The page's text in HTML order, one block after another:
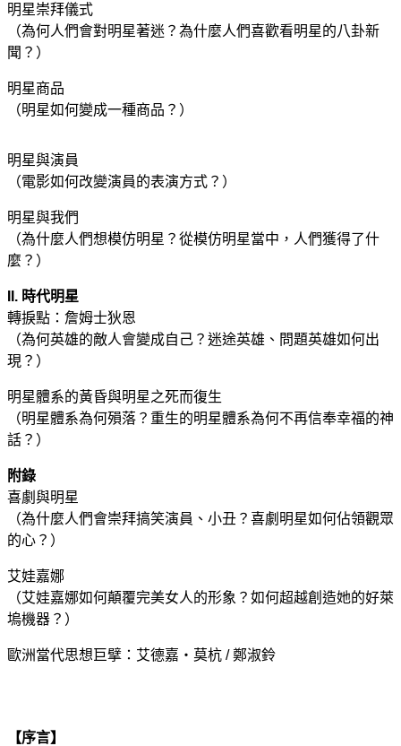
明星崇拜儀式
（為何人們會對明星著迷？為什麼人們喜歡看明星的八卦新
聞？）
明星商品
（明星如何變成一種商品？）
明星與演員
（電影如何改變演員的表演方式？）
明星與我們
（為什麼人們想模仿明星？從模仿明星當中，人們獲得了什
麼？）
II. 時代明星
轉捩點：詹姆士狄恩
（為何英雄的敵人會變成自己？迷途英雄、問題英雄如何出
現？）
明星體系的黃昏與明星之死而復生
（明星體系為何殞落？重生的明星體系為何不再信奉幸福的神
話？）
附錄
喜劇與明星
（為什麼人們會崇拜搞笑演員、小丑？喜劇明星如何佔領觀眾
的心？）
艾娃嘉娜
（艾娃嘉娜如何顛覆完美女人的形象？如何超越創造她的好萊
塢機器？）
歐洲當代思想巨擘：艾德嘉‧莫杭 / 鄭淑鈴
【序言】